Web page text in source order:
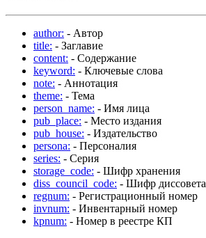
author: - Автор
title: - Заглавие
content: - Содержание
keyword: - Ключевые слова
note: - Аннотация
theme: - Тема
person_name: - Имя лица
pub_place: - Место издания
pub_house: - Издательство
persona: - Персоналия
series: - Серия
storage_code: - Шифр хранения
diss_council_code: - Шифр диссовета
regnum: - Регистрационный номер
invnum: - Инвентарный номер
kpnum: - Номер в реестре КП